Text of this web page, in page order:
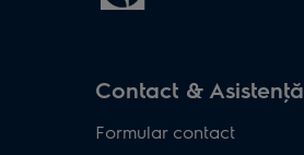
Contact & Asistenţă
Formular contact